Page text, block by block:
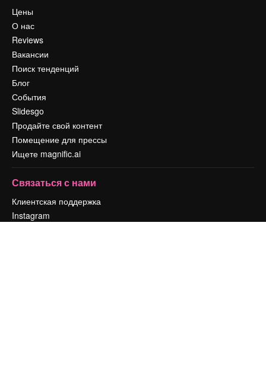
Цены
О нас
Reviews
Вакансии
Поиск тенденций
Блог
События
Slidesgo
Продайте свой контент
Помещение для прессы
Ищете magnific.ai
Связаться с нами
Клиентская поддержка
Instagram